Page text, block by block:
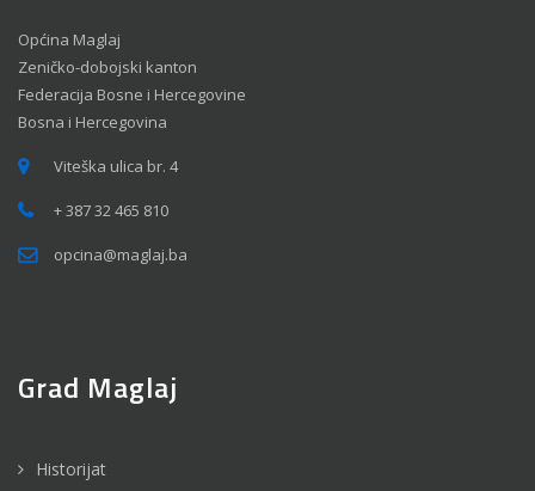
Općina Maglaj
Zeničko-dobojski kanton
Federacija Bosne i Hercegovine
Bosna i Hercegovina
Viteška ulica br. 4
+ 387 32 465 810
opcina@maglaj.ba
Grad Maglaj
Historijat